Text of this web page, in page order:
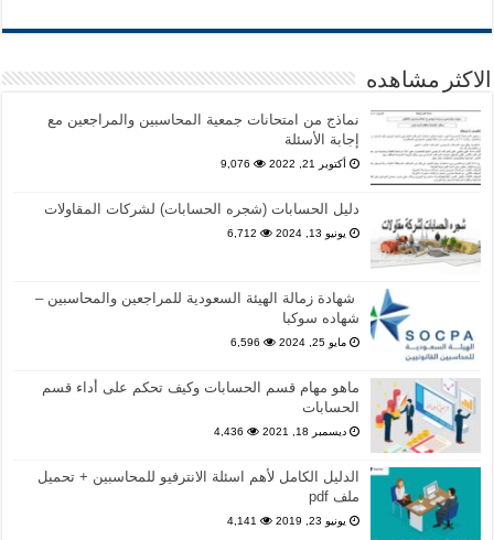
الاكثر مشاهده
نماذج من امتحانات جمعية المحاسبين والمراجعين مع
إجابة الأسئلة
أكتوبر 21, 2022 9,076
دليل الحسابات (شجره الحسابات) لشركات المقاولات
يونيو 13, 2024 6,712
شهادة زمالة الهيئة السعودية للمراجعين والمحاسبين –
شهاده سوكبا
مايو 25, 2024 6,596
ماهو مهام قسم الحسابات وكيف تحكم على أداء قسم
الحسابات
ديسمبر 18, 2021 4,436
الدليل الكامل لأهم اسئلة الانترفيو للمحاسبين + تحميل
ملف pdf
يونيو 23, 2019 4,141